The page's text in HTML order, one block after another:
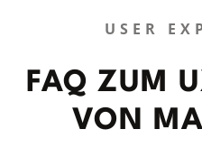
USER
FAQ ZUM
VON